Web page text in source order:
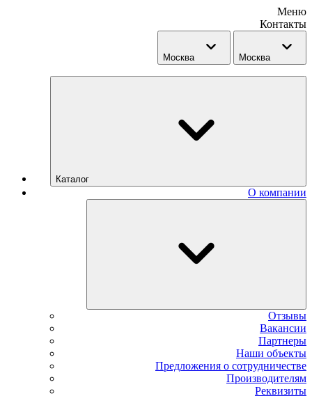
Меню
Контакты
Москва Москва
Каталог
О компании
Отзывы
Вакансии
Партнеры
Наши объекты
Предложения о сотрудничестве
Производителям
Реквизиты